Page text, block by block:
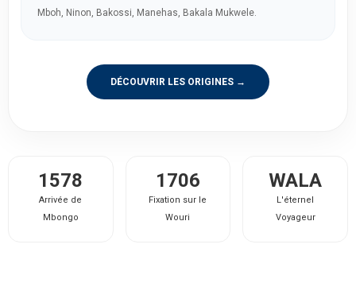
Mboh, Ninon, Bakossi, Manehas, Bakala Mukwele.
DÉCOUVRIR LES ORIGINES →
1578
Arrivée de
Mbongo
1706
Fixation sur le
Wouri
WALA
L'éternel
Voyageur